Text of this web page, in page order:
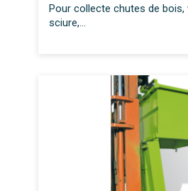
Pour collecte chutes de bois,
sciure,...